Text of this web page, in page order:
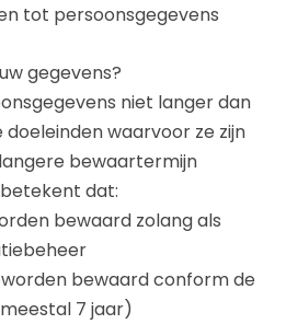
tot persoonsgegevens
gegevens?
niet langer dan
doeleinden waarvoor ze zijn
bewaartermijn
dat:
bewaard zolang als
bewaard conform de
7 jaar)